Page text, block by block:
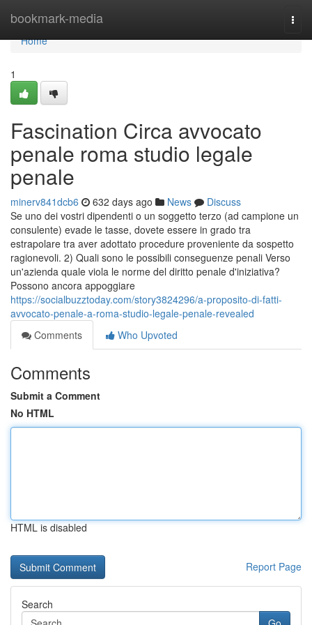
bookmark-media
Home
Home
1
Fascination Circa avvocato
penale roma studio legale
penale
minerv841dcb6 632 days ago News
Discuss
Se uno dei vostri dipendenti o un soggetto terzo (ad campione un
consulente) evade le tasse, dovete essere in grado tra
estrapolare tra aver adottato procedure proveniente da sospetto
ragionevoli. 2) Quali sono le possibili conseguenze penali Verso
un'azienda quale viola le norme del diritto penale d'iniziativa?
Possono ancora appoggiare
https://socialbuzztoday.com/story3824296/a-proposito-di-fatti-
avvocato-penale-a-roma-studio-legale-penale-revealed
Comments
Who Upvoted
Comments
Submit a Comment
No HTML
HTML is disabled
Report Page
Search